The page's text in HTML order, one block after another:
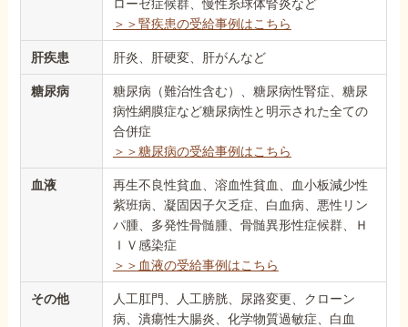
ローゼ症候群、慢性糸球体腎炎など
＞＞腎疾患の受給事例はこちら
肝疾患 肝炎、肝硬変、肝がんなど
糖尿病
糖尿病（難治性含む）、糖尿病性腎症、糖尿
病性網膜症など糖尿病性と明示された全ての
合併症
＞＞糖尿病の受給事例はこちら
血液
再生不良性貧血、溶血性貧血、血小板減少性
紫班病、凝固因子欠乏症、白血病、悪性リン
パ腫、多発性骨髄腫、骨髄異形性症候群、Ｈ
ＩＶ感染症
＞＞血液の受給事例はこちら
その他
人工肛門、人工膀胱、尿路変更、クローン
病、潰瘍性大腸炎、化学物質過敏症、白血